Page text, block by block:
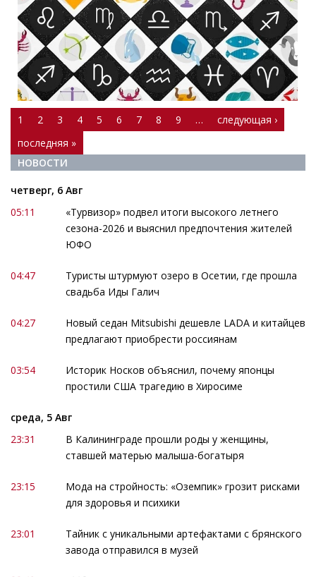
1 2 3 4 5 6 7 8 9 …
следующая ›
последняя »
НОВОСТИ
четверг, 6 Авг
05:11
«Турвизор» подвел итоги высокого летнего
сезона-2026 и выяснил предпочтения жителей
ЮФО
04:47
Туристы штурмуют озеро в Осетии, где прошла
свадьба Иды Галич
04:27
Новый седан Mitsubishi дешевле LADA и китайцев
предлагают приобрести россиянам
03:54
Историк Носков объяснил, почему японцы
простили США трагедию в Хиросиме
среда, 5 Авг
23:31
В Калининграде прошли роды у женщины,
ставшей матерью малыша-богатыря
23:15
Мода на стройность: «Оземпик» грозит рисками
для здоровья и психики
23:01
Тайник с уникальными артефактами с брянского
завода отправился в музей